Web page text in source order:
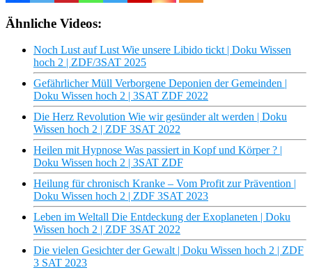
Ähnliche Videos:
Noch Lust auf Lust Wie unsere Libido tickt | Doku Wissen
hoch 2 | ZDF/3SAT 2025
Gefährlicher Müll Verborgene Deponien der Gemeinden |
Doku Wissen hoch 2 | 3SAT ZDF 2022
Die Herz Revolution Wie wir gesünder alt werden | Doku
Wissen hoch 2 | ZDF 3SAT 2022
Heilen mit Hypnose Was passiert in Kopf und Körper ? |
Doku Wissen hoch 2 | 3SAT ZDF
Heilung für chronisch Kranke – Vom Profit zur Prävention |
Doku Wissen hoch 2 | ZDF 3SAT 2023
Leben im Weltall Die Entdeckung der Exoplaneten | Doku
Wissen hoch 2 | ZDF 3SAT 2022
Die vielen Gesichter der Gewalt | Doku Wissen hoch 2 | ZDF
3 SAT 2023